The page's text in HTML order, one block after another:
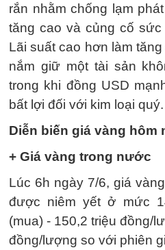
rắn nhằm chống lạm
tăng cao và củng cố
Lãi suất cao hơn làm
nắm giữ một tài sản
trong khi đồng USD
bất lợi đối với kim loại quý.
Diễn biến giá vàng hôm
+ Giá vàng trong nước
Lúc 6h ngày 7/6, giá
được niêm yết ở mức
(mua) - 150,2 triệu đồng/
đồng/lượng so với phiên